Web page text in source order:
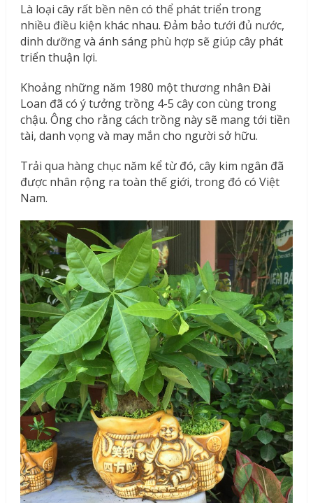
Là loại cây rất bền nên có thể phát triển trong
nhiều điều kiện khác nhau. Đảm bảo tưới đủ nước,
dinh dưỡng và ánh sáng phù hợp sẽ giúp cây phát
triển thuận lợi.
Khoảng những năm 1980 một thương nhân Đài
Loan đã có ý tưởng trồng 4-5 cây con cùng trong
chậu. Ông cho rằng cách trồng này sẽ mang tới tiền
tài, danh vọng và may mắn cho người sở hữu.
Trải qua hàng chục năm kể từ đó, cây kim ngân đã
được nhân rộng ra toàn thế giới, trong đó có Việt
Nam.